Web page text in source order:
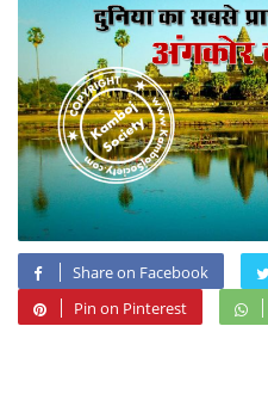
Share on Facebook
Pin on Pinterest